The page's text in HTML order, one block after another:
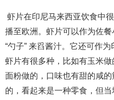
虾片在印尼马来西亚饮食中
播至欧洲。虾片可以作为佐
“勺子” 来舀酱汁。它还可作
虾片有很多种，比如有玉米
面粉做的，口味也有甜的咸
的，看起来是一种零食，但当